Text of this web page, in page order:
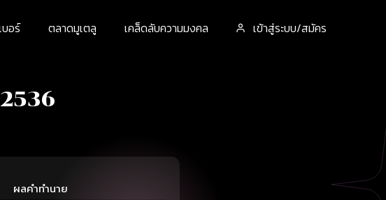
อร์ ตลาดมูเตลู เคล็ดลับความมงคล เข้าสู่ระบบ/สมัคร
ผลคำทำนาย